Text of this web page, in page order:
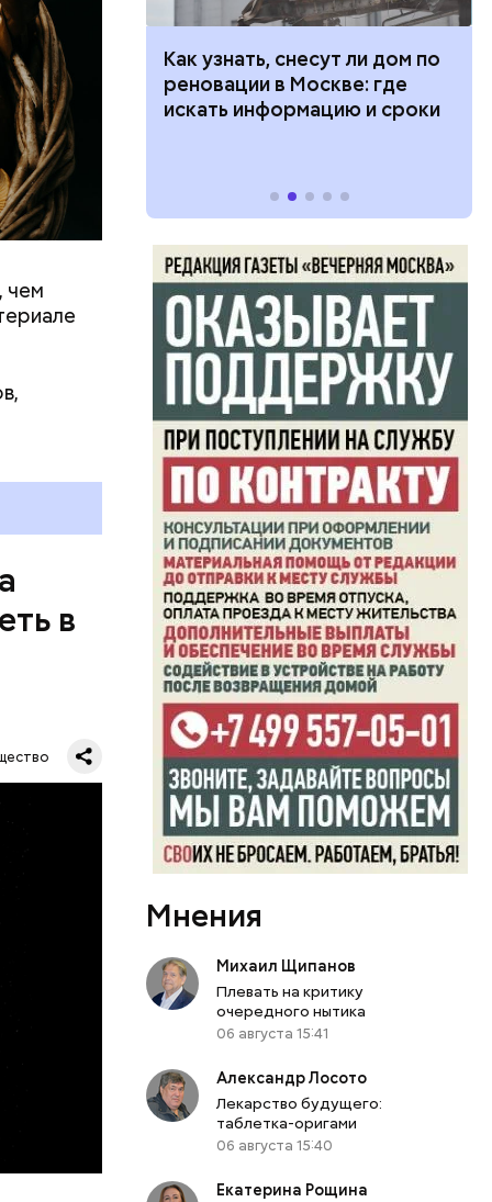
чем
в
метров.
о
тысяч
при
кто может
нужны
Как узнать, снесут ли дом по
реновации в Москве: где
искать информацию и сроки
Мнения
Михаил Щипанов
Плевать на критику
очередного нытика
06 августа 15:41
Александр Лосото
Лекарство будущего:
таблетка-оригами
06 августа 15:40
Екатерина Рощина